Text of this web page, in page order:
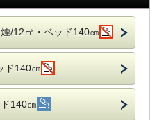
/12㎡・ベッド140㎝
ド140㎝
140㎝